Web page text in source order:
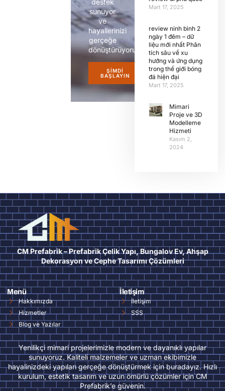
destek
sunuyor
ve
hayallerinizi
gerçeğe
dönüştürüyoruz.
ŞIMDI
BAŞLAYIN
Mart 17, 2025
review ninh bình 2
ngày 1 đêm – dữ
liệu mới nhất Phân
tích sâu về xu
hướng và ứng dụng
trong thế giới bóng
đá hiện đại
Mart 17, 2025
Mimari
Proje ve 3D
Modelleme
Hizmeti
Kasım 2,
2024
CM Prefabrik – Prefabrik Çelik Yapı, Bungalov Ev, Ahşap
Dekorasyon ve Cephe Tasarımı Çözümleri
Menü
Hakkımızda
Hizmetler
Blog ve Yazılar
İletişim
İletişim
SSS
Yenilikçi mimari projelerimizle modern ve dayanıklı yapılar
sunuyoruz. Kaliteli malzemeler ve uzman ekibimizle
hayalinizdeki yapıları gerçeğe dönüştürmek için buradayız. Hızlı
kurulum, estetik tasarım ve uzun ömürlü çözümler için CM
Prefabrik’e güvenin.